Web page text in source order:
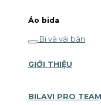
Áo bida
Bi và vải bàn
GIỚI THIỆU
BILAVI PRO TEAM